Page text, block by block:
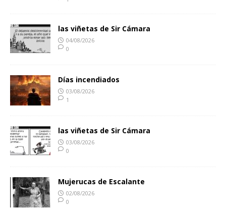
las viñetas de Sir Cámara
04/08/2026
0
Días incendiados
03/08/2026
1
las viñetas de Sir Cámara
03/08/2026
0
Mujerucas de Escalante
02/08/2026
0